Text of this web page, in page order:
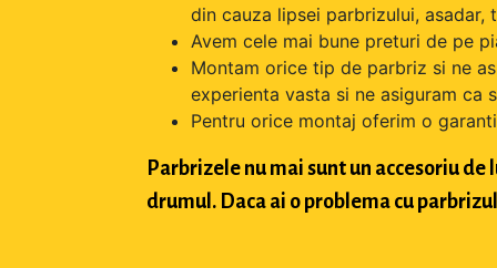
din cauza lipsei parbrizului,
Avem cele mai bune preturi de pe
Montam orice tip de parbriz si ne
experienta vasta si ne asiguram ca
Pentru orice montaj oferim o
Parbrizele nu mai sunt un accesoriu
drumul. Daca ai o problema cu